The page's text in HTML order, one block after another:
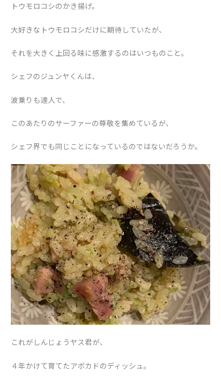
トウモロコシのかき揚げ。
大好きなトウモロコシだけに期待していたが、
それを大きく上回る味に感激するのはいつものこと。
シェフのジュンヤくんは、
波乗りも達人で、
このあたりのサーファーの尊敬を集めているが、
シェフ界でも同じことになっているのではないだろうか。
これがしんじょうヤス君が、
４年かけて育てたアボカドのディッシュ。